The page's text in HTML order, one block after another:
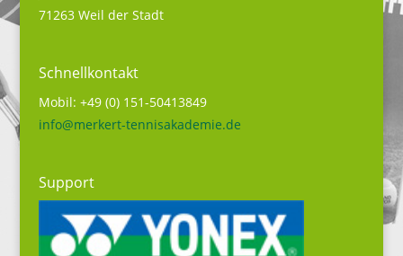
71263 Weil der Stadt
Schnellkontakt
Mobil: +49 (0) 151-50413849
info@merkert-tennisakademie.de
Support